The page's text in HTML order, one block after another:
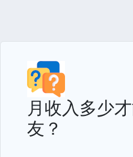
月收入多少
友？